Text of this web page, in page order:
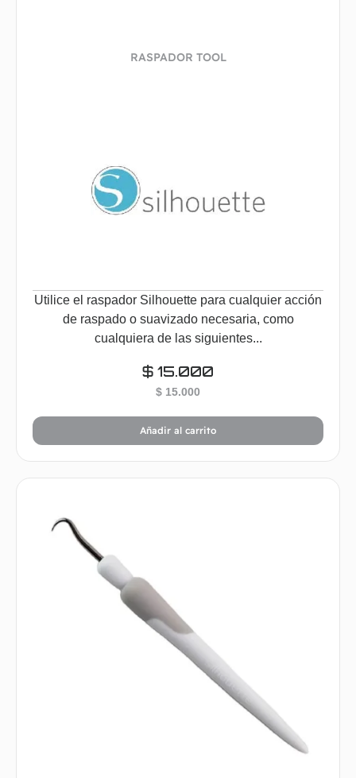
RASPADOR TOOL
Utilice el raspador Silhouette para cualquier acción
de raspado o suavizado necesaria, como
cualquiera de las siguientes...
$ 15.000
$ 15.000
Añadir al carrito